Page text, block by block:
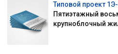
Типовой проект
Пятиэтажный
крупноблочный